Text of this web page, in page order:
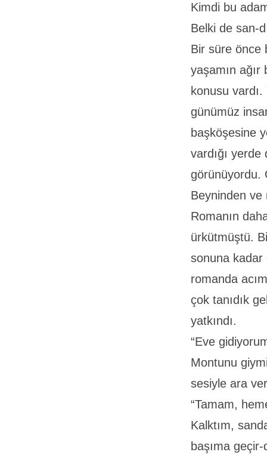
Kimdi bu
Belki de san-
Bir süre önce
yaşamın ağır
konusu
günümüz
başköşesine
vardığı
görünüyordu.
Beyninden ve
Romanın
ürkütmüştü.
sonuna
romanda
çok tanıdık
yatkındı.
“Eve
Montunu
sesiyle ara
“Tamam,
Kalktım,
başıma geçir-